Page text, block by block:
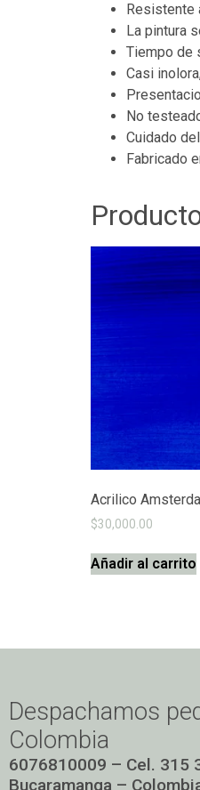
Resistente
La pintura
Tiempo de
Casi
No
Cuidado
Fabricado
Acrilico
$30,000.00
Añadir al carrito
Despachamos
Colombia
6076810009 – Cel. 315
Bucaramanga –